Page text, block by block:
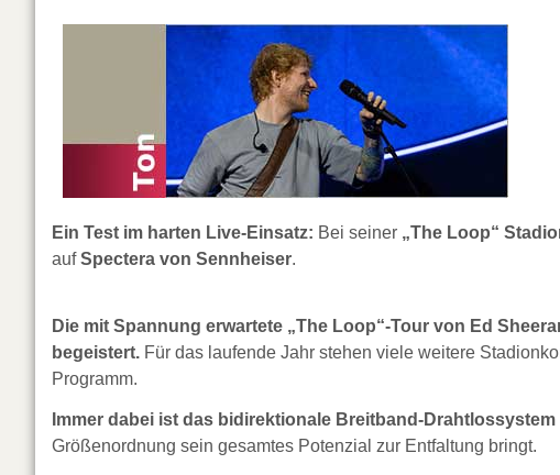
Ein Test im harten Live-Einsatz: Bei seiner „The Loop“
aufSpectera von Sennheiser.
Die mit Spannung erwartete „The Loop“-Tour von Ed
begeistert. Für das laufende Jahr stehen viele weitere
Programm.
Immer dabei ist das bidirektionale Breitband-
Größenordnung sein gesamtes Potenzial zur Entfaltung bringt.